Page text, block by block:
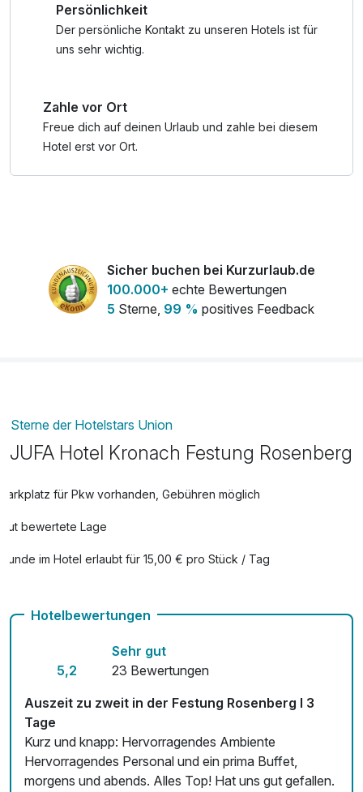
Ambiente, spaziere durch die charmante Kronacher
Altstadt oder erkunde die spektakuläre Festungsanlage.
Umgeben von dicken Mauern, Türmen und
Niveau.
Ob als Kurzurlaub, Wochenendtrip, Kulturreise oder einfach
Vergangenheit atmet und Gegenwart genießt. Jetzt buchen
und Teil der Geschichte werden!
Persönlichkeit
Der persönliche Kontakt zu unseren Hotels ist für
uns sehr wichtig.
Zahle vor Ort
Freue dich auf deinen Urlaub und zahle bei diesem
Hotel erst vor Ort.
Sicher buchen bei Kurzurlaub.de
100.000+ echte Bewertungen
5 Sterne, 99 % positives Feedback
Sterne der Hotelstars Union
JUFA Hotel Kronach Festung Rosenberg
Parkplatz für Pkw vorhanden, Gebühren möglich
Gut bewertete Lage
Hunde im Hotel erlaubt für 15,00 € pro Stück / Tag
Kostenloses W-LAN
Hotelbewertungen
5,2
Sehr gut
23 Bewertungen
Auszeit zu zweit in der Festung Rosenberg I 3
Tage
Kurz und knapp: Hervorragendes Ambiente
Hervorragendes Personal und ein prima Buffet,
morgens und abends. Alles Top! Hat uns gut gefallen.